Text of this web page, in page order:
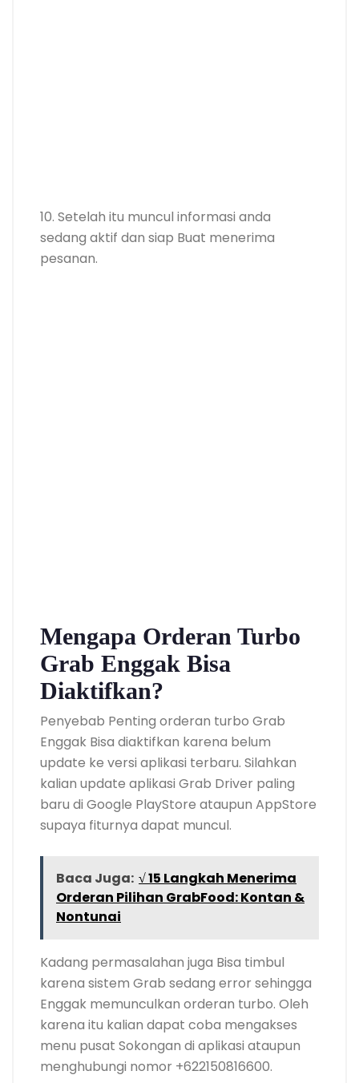
10. Setelah itu muncul informasi anda
sedang aktif dan siap Buat menerima
pesanan.
Mengapa Orderan Turbo
Grab Enggak Bisa
Diaktifkan?
Penyebab Penting orderan turbo Grab
Enggak Bisa diaktifkan karena belum
update ke versi aplikasi terbaru. Silahkan
kalian update aplikasi Grab Driver paling
baru di Google PlayStore ataupun AppStore
supaya fiturnya dapat muncul.
Baca Juga: √ 15 Langkah Menerima
Orderan Pilihan GrabFood: Kontan &
Nontunai
Kadang permasalahan juga Bisa timbul
karena sistem Grab sedang error sehingga
Enggak memunculkan orderan turbo. Oleh
karena itu kalian dapat coba mengakses
menu pusat Sokongan di aplikasi ataupun
menghubungi nomor +622150816600.